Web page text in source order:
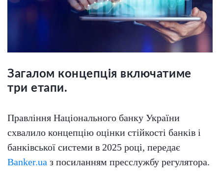
Загалом концепція включатиме
три етапи.
Правління Національного банку України
схвалило концепцію оцінки стійкості банків і
банківської системи в 2025 році, передає
Banker.ua з посиланням пресслужбу регулятора.